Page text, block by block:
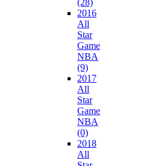
2016
All
Star
Game
NBA
(9)
2017
All
Star
Game
NBA
(0)
2018
All